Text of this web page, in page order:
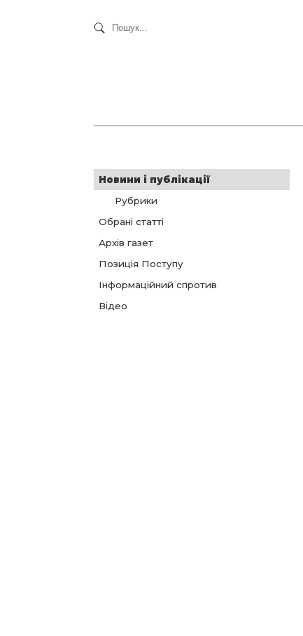
Новини і публікації
Рубрики
Обрані статті
Архів газет
Позиція Поступу
Інформаційний спротив
Відео